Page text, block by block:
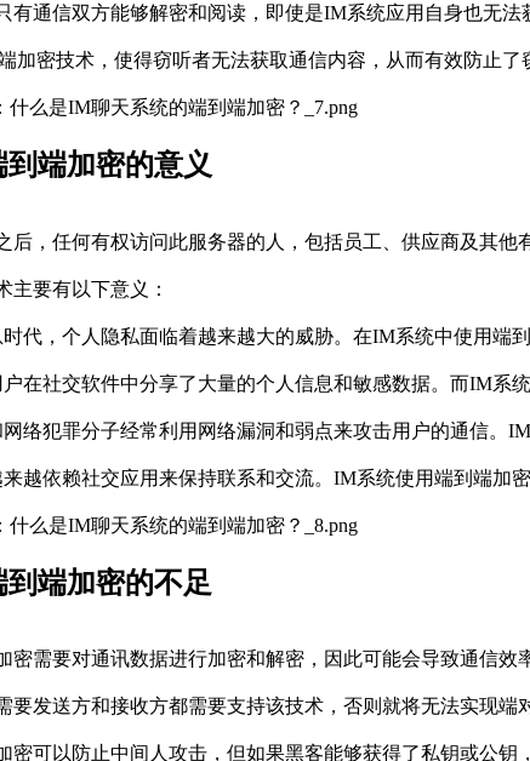
有通信双方能够解密和阅读，即使是IM系统应用自身也无
加密技术，使得窃听者无法获取通信内容，从而有效防止了
端加密的意义
后，任何有权访问此服务器的人，包括员工、供应商及其他
主要有以下意义：
时代，个人隐私面临着越来越大的威胁。在IM系统中使用端
户在社交软件中分享了大量的个人信息和敏感数据。而IM系
网络犯罪分子经常利用网络漏洞和弱点来攻击用户的通信。
来越依赖社交应用来保持联系和交流。IM系统使用端到端加
端加密的不足
密需要对通讯数据进行加密和解密，因此可能会导致通信效
要发送方和接收方都需要支持该技术，否则就将无法实现端
密可以防止中间人攻击，但如果黑客能够获得了私钥或公钥